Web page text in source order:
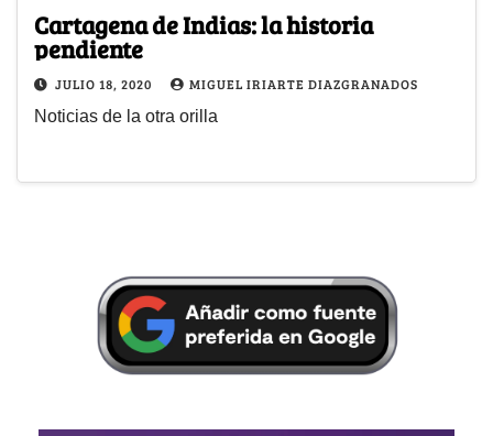
Cartagena de Indias: la historia
pendiente
JULIO 18, 2020 MIGUEL IRIARTE DIAZGRANADOS
Noticias de la otra orilla